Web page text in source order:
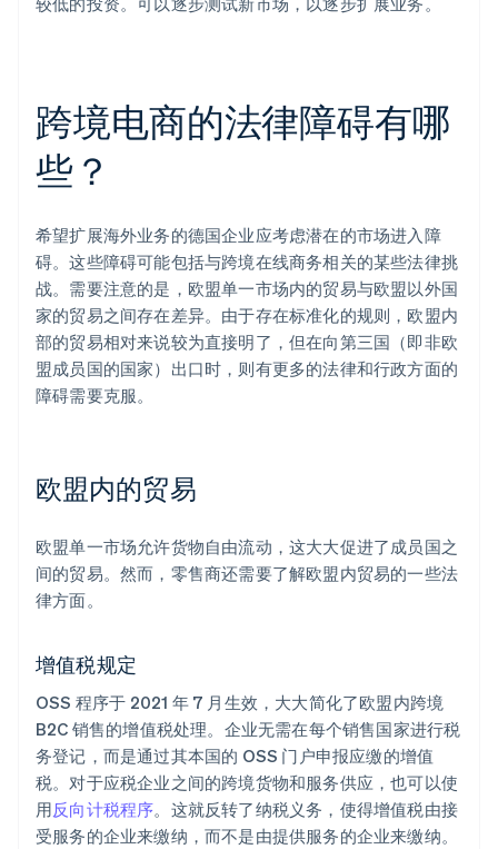
跨境电商的法律障碍有哪
些？
希望扩展海外业务的德国企业应考虑潜在的市场进入障
碍。这些障碍可能包括与跨境在线商务相关的某些法律挑
战。需要注意的是，欧盟单一市场内的贸易与欧盟以外国
家的贸易之间存在差异。由于存在标准化的规则，欧盟内
部的贸易相对来说较为直接明了，但在向第三国（即非欧
盟成员国的国家）出口时，则有更多的法律和行政方面的
障碍需要克服。
欧盟内的贸易
欧盟单一市场允许货物自由流动，这大大促进了成员国之
间的贸易。然而，零售商还需要了解欧盟内贸易的一些法
律方面。
增值税规定
OSS 程序于 2021 年 7 月生效，大大简化了欧盟内跨境
B2C 销售的增值税处理。企业无需在每个销售国家进行税
务登记，而是通过其本国的 OSS 门户申报应缴的增值
税。对于应税企业之间的跨境货物和服务供应，也可以使
用反向计税程序。这就反转了纳税义务，使得增值税由接
受服务的企业来缴纳，而不是由提供服务的企业来缴纳。